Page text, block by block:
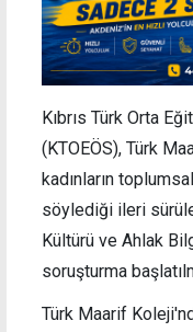
Kıbrıs Türk Orta
(KTOEÖS), Türk
kadınların
söylediği ileri
Kültürü ve Ahlak
soruşturma
Türk Maarif